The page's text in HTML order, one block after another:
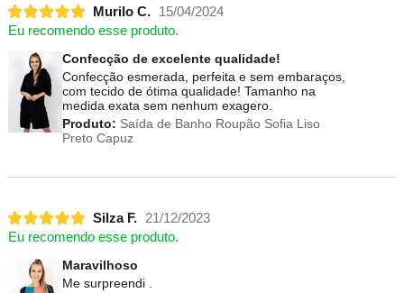
Murilo C.
15/04/2024
Eu recomendo esse produto.
Confecção de excelente qualidade!
Confecção esmerada, perfeita e sem embaraços,
com tecido de ótima qualidade! Tamanho na
medida exata sem nenhum exagero.
Produto: Saída de Banho Roupão Sofia Liso
Preto Capuz
Silza F.
21/12/2023
Eu recomendo esse produto.
Maravilhoso
Me surpreendi .